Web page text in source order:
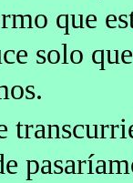
que
solo